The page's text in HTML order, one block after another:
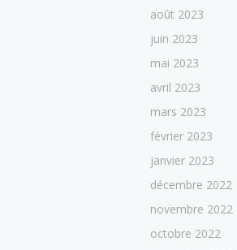
août 2023
juin 2023
mai 2023
avril 2023
mars 2023
février 2023
janvier 2023
décembre 2022
novembre 2022
octobre 2022